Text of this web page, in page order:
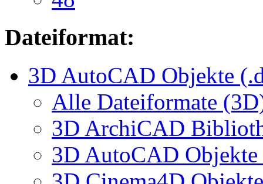
Dateiformat:
3D AutoCAD Objekte
Alle Dateiformate
3D ArchiCAD
3D AutoCAD